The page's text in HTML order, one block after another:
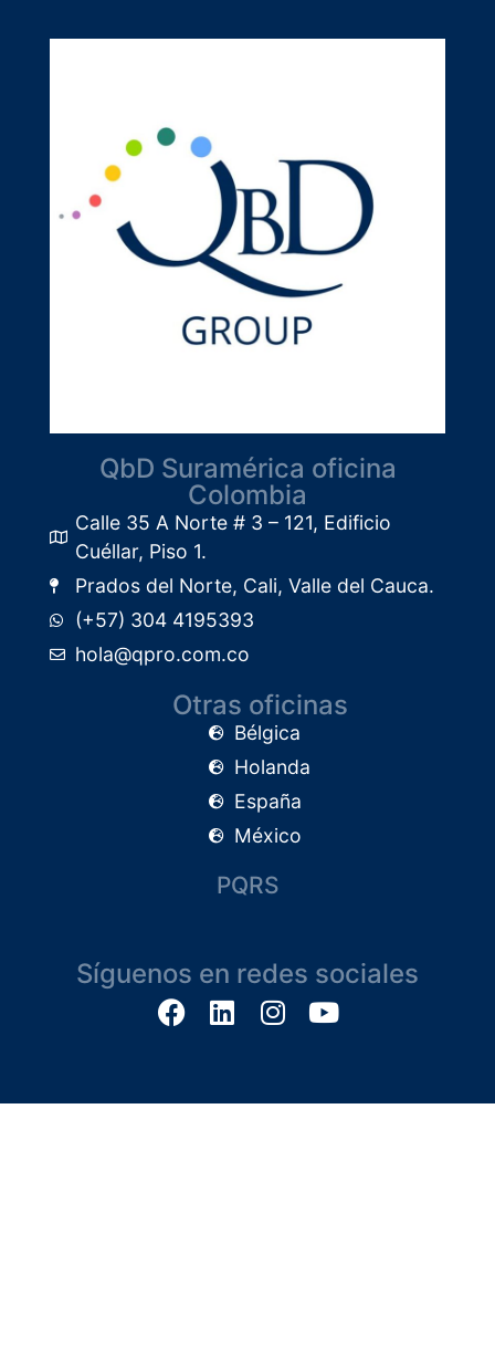
QbD Suramérica oficina
Colombia
Calle 35 A Norte # 3 – 121, Edificio
Cuéllar, Piso 1.​
Prados del Norte, Cali, Valle del Cauca.
(+57) 304 4195393
hola@qpro.com.co
Otras oficinas
Bélgica
Holanda
España
México
PQRS
Síguenos en redes sociales